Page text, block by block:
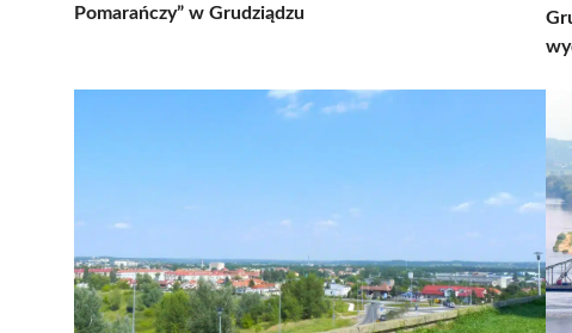
Pomarańczy” w Grudziądzu